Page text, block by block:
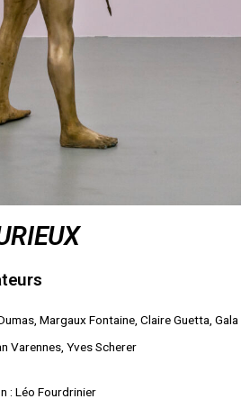
Margaux Fontaine, Claire Guetta, Gala
Varennes, Yves Scherer
: Léo Fourdrinier